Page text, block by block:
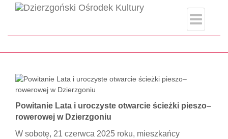
category.php
Powitanie Lata i uroczyste otwarcie ścieżki pieszo–
rowerowej w Dzierzgoniu
W sobotę, 21 czerwca 2025 roku, mieszkańcy